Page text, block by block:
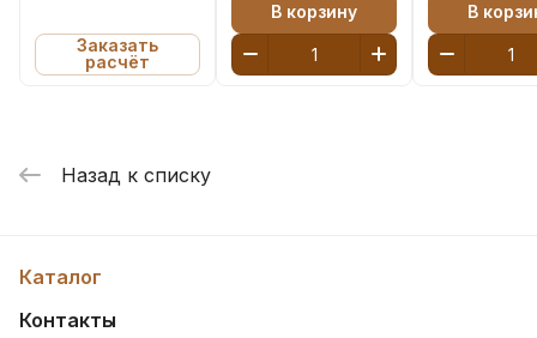
Заказать
расчёт
В корзину В
Назад к списку
Каталог
Контакты